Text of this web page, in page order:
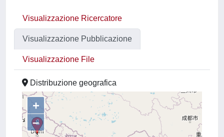
Visualizzazione Ricercatore
Visualizzazione Pubblicazione
Visualizzazione File
Distribuzione geografica
+
–